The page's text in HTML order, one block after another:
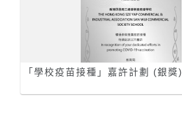
「學校疫苗接種」嘉許計劃 (銀獎)